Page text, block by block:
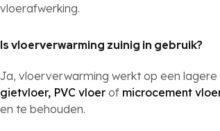
vloerafwerking.
Is vloerverwarming zuinig in gebruik?
Ja, vloerverwarming werkt op een
gietvloer, PVC vloer of microcement
en te behouden.